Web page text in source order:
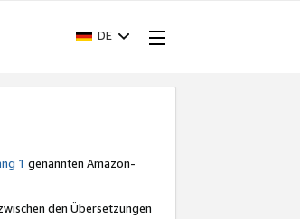
DE
1 genannten Amazon-
den Übersetzungen